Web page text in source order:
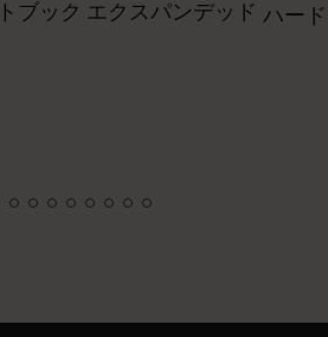
ブック エクスパンデッド ハー